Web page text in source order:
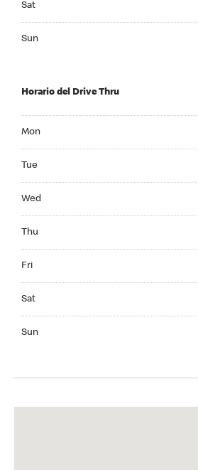
Sat
Sun
Horario del Drive Thru
Mon
Tue
Wed
Thu
Fri
Sat
Sun